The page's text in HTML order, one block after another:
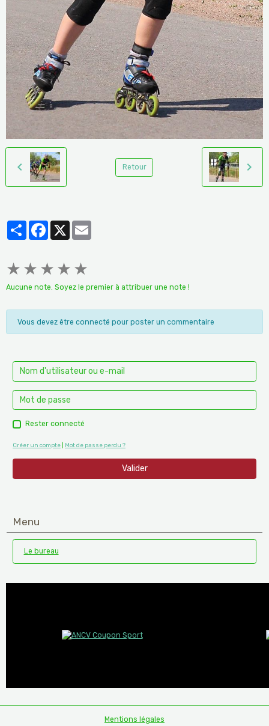
Retour
PartagerFacebook
★ ★ ★ ★ ★
Aucune note. Soyez le premier à attribuer une note !
Vous devez être connecté pour poster un commentaire
Rester connecté
Créer un compte Mot de passe perdu ?
Valider
Menu
Le bureau
Mentions légales